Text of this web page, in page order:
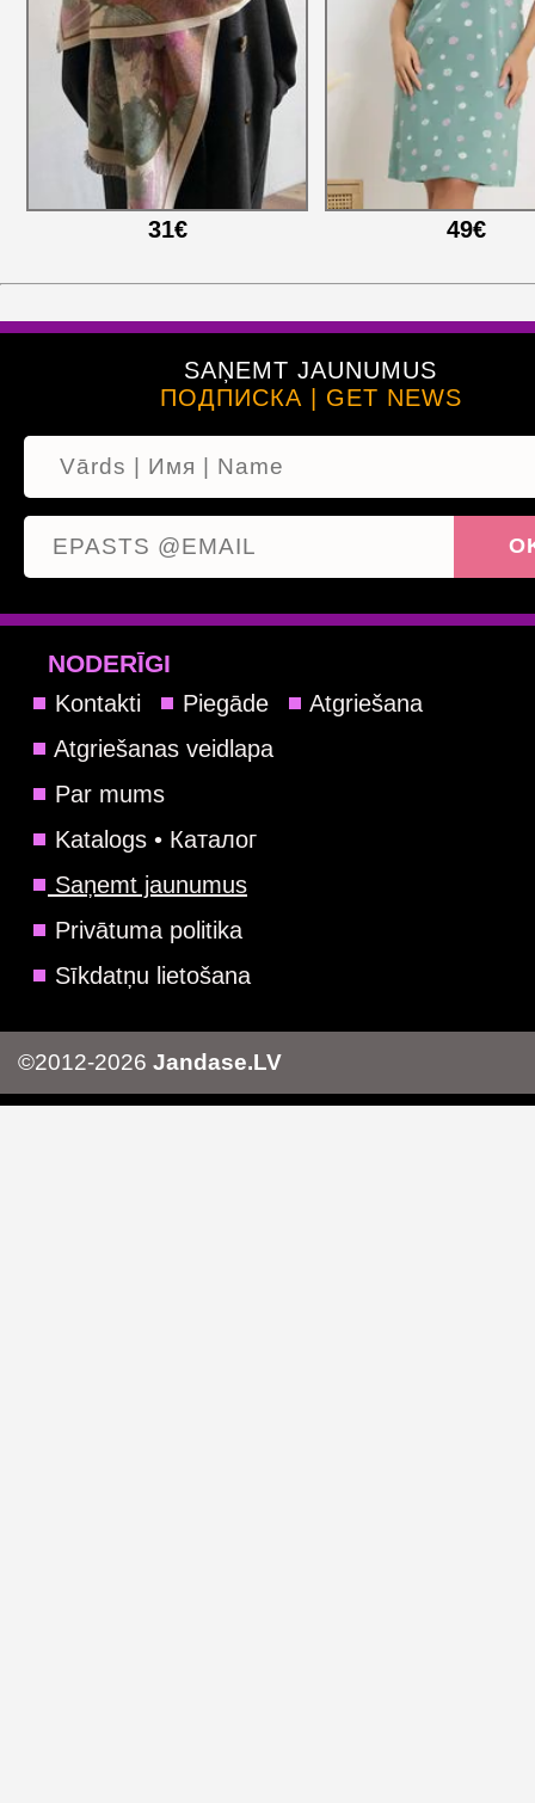
31€ 49€
SAŅEMT JAUNUMUS
ПОДПИСКА | GET NEWS
NODERĪGI
Kontakti Piegāde
Atgriešana
Atgriešanas veidlapa
Par mums
Katalogs • Каталог
Saņemt jaunumus
Privātuma politika
Sīkdatņu lietošana
©2012-2026 Jandase.LV